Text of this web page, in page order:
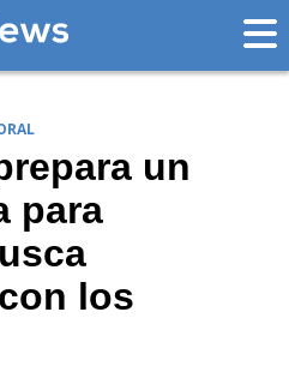
un
para
los